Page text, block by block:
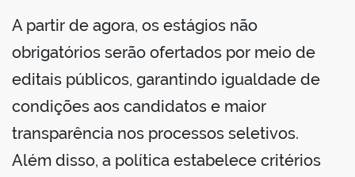
A partir de agora, os estágios não
obrigatórios serão ofertados por meio de
editais públicos, garantindo igualdade de
condições aos candidatos e maior
transparência nos processos seletivos.
Além disso, a política estabelece critérios